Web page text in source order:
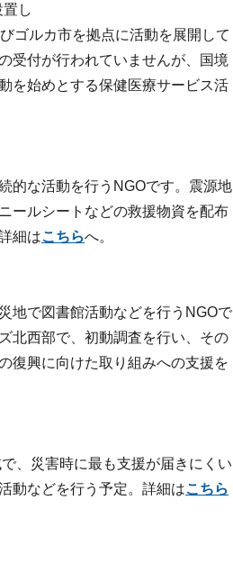
し
ゴルカ市を拠点に活動を展開して
受付が行われていませんが、国境
を始めとする保健医療サービス活
的な活動を行うNGOです。震源地
ールシートなどの救援物資を配布
細はこちらへ。
地で図書館活動などを行うNGOで
北西部で、初動調査を行い、その
復興に向けた取り組みへの支援を
、災害時に最も支援が届きにくい
動などを行う予定。詳細はこちら